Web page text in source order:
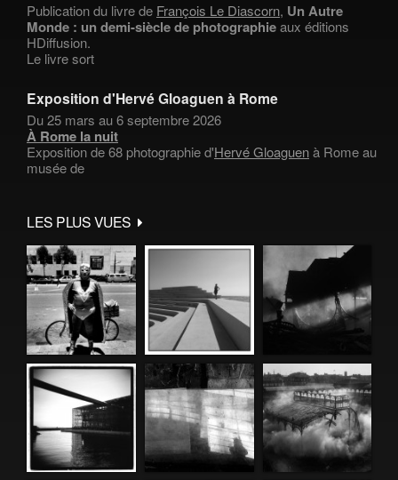
Publication du livre de François Le Diascorn, Un Autre
Monde : un demi-siècle de photographieaux éditions
HDiffusion.
Le livre sort
Exposition d'Hervé Gloaguen à Rome
Du 25 mars au 6 septembre 2026
À Rome la nuit
Exposition de 68 photographie d'Hervé Gloaguenà Rome au
musée de
LES PLUS VUES